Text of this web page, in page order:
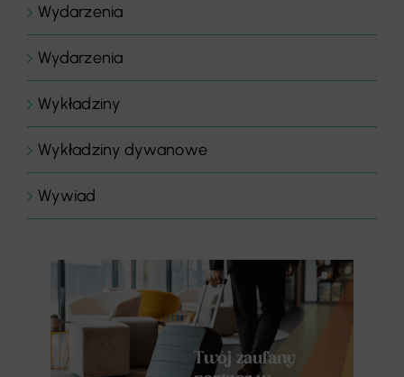
Wydarzenia
Wydarzenia
Wykładziny
Wykładziny dywanowe
Wywiad